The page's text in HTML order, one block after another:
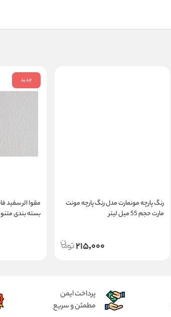
رنگ پارچه مونمارت مدل رنگ پارچه مونت
مارت حجم 55 میل لیتر
215,000
جدید
بسته بندی
پرداخت ایمن
مطمئن و سریع